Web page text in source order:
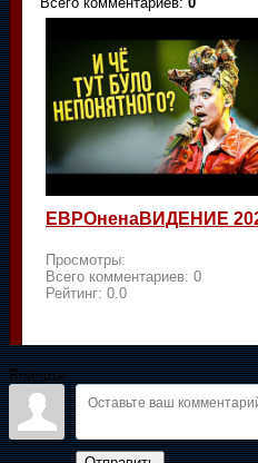
ЕВРОненаВИДЕНИЕ
Просмотры:
Всего комментариев: 0
Рейтинг: 0.0
Войдите: